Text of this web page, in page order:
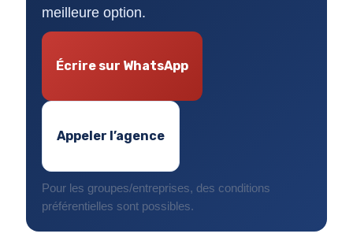
meilleure option.
Écrire sur WhatsApp
Appeler l’agence
Pour les groupes/entreprises, des conditions
préférentielles sont possibles.